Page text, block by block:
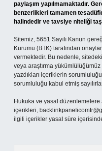
paylaşım yapılmamaktadır.
benzerlikleri tamamen
halindedir ve tavsiye niteliği
Sitemiz, 5651 Sayılı Kanun
Kurumu (BTK) tarafından
vermektedir. Bu nedenle,
veya araştırma
yazdıkları içeriklerin
sorumluluğu kabul etmiş
Hukuka ve yasal düzenlemelere
içerikleri,
ilgili içerikler yasal süre